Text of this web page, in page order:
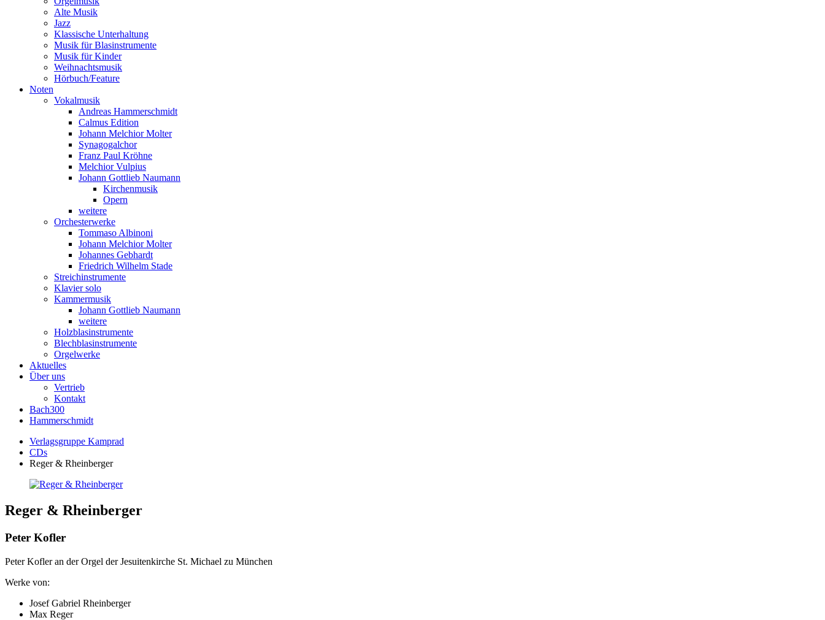
Alte Musik
Jazz
Klassische Unterhaltung
Musik für Blasinstrumente
Musik für Kinder
Weihnachtsmusik
Hörbuch/Feature
Noten
Vokalmusik
Andreas Hammerschmidt
Calmus Edition
Johann Melchior Molter
Synagogalchor
Franz Paul Kröhne
Melchior Vulpius
Johann Gottlieb Naumann
Kirchenmusik
Opern
weitere
Orchesterwerke
Tommaso Albinoni
Johann Melchior Molter
Johannes Gebhardt
Friedrich Wilhelm Stade
Streichinstrumente
Klavier solo
Kammermusik
Johann Gottlieb Naumann
weitere
Holzblasinstrumente
Blechblasinstrumente
Orgelwerke
Aktuelles
Über uns
Vertrieb
Kontakt
Bach300
Hammerschmidt
Verlagsgruppe Kamprad
CDs
Reger & Rheinberger
Reger & Rheinberger
Peter Kofler
Peter Kofler an der Orgel der Jesuitenkirche St. Michael zu München
Werke von:
Josef Gabriel Rheinberger
Max Reger